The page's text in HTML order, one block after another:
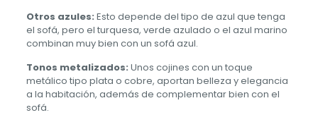
Otros azules: Esto depende del tipo de azul que tenga
el sofá, pero el turquesa, verde azulado o el azul marino
combinan muy bien con un sofá azul.
Tonos metalizados: Unos cojines con un toque
metálico tipo plata o cobre, aportan belleza y elegancia
a la habitación, además de complementar bien con el
sofá.